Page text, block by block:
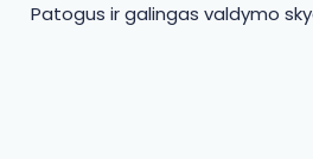
Patogus ir galingas valdymo